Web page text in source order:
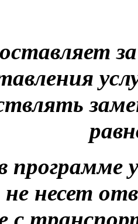
программе
несет
с